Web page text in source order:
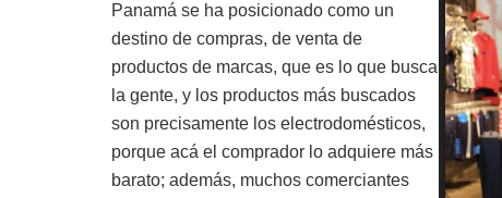
Panamá se ha posicionado como un
destino de compras, de venta de
productos de marcas, que es lo que busca
la gente, y los productos más buscados
son precisamente los electrodomésticos,
porque acá el comprador lo adquiere más
barato; además, muchos comerciantes